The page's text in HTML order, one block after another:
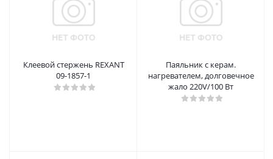
Клеевой стержень REXANT
09-1857-1
Паяльник с керам.
нагревателем, долговечное
жало 220V/100 Вт